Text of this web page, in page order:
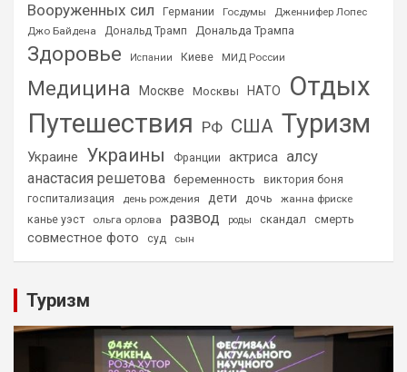
Вооруженных сил Германии Госдумы
Дженнифер Лопес
Джо Байдена
Дональд Трамп Дональда Трампа
Здоровье Испании Киеве МИД России
Медицина Москве Москвы НАТО
Отдых
Путешествия РФ США Туризм
Украине Украины Франции актриса алсу
анастасия решетова беременность
виктория боня
госпитализация
день рождения дети дочь
жанна фриске
канье уэст
ольга орлова развод роды скандал смерть
совместное фото суд сын
Туризм